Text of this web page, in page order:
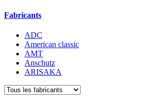
Fabricants
ADC
American classic
AMT
Anschutz
ARISAKA